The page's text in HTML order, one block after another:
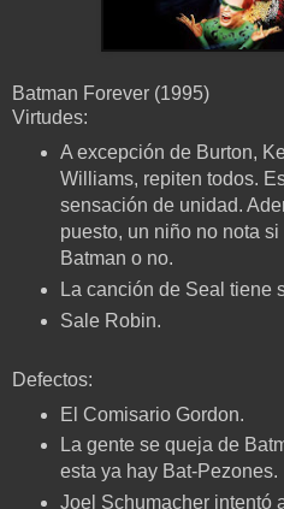
Batman Forever (1995)
Virtudes:
A excepción de Burton,
Williams, repiten todos.
sensación de unidad.
puesto, un niño no nota
Batman o no.
La canción de Seal tiene
Sale Robin.
Defectos:
El Comisario Gordon.
La gente se queja de
esta ya hay Bat-Pezones.
Joel Schumacher intentó